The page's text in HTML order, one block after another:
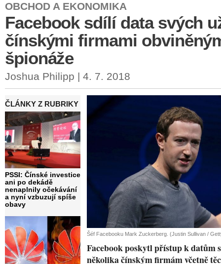
OBCHOD A EKONOMIKA
Facebook sdílí data svých
čínskými firmami
špionáže
Joshua Philipp | 4. 7. 2018
ČLÁNKY Z RUBRIKY
PSSI: Čínské investice
ani po dekádě
nenaplnily očekávání
a nyní vzbuzují spíše
obavy
Šéf Facebooku Mark Zuckerberg. (Justin Sullivan /
Facebook poskytl přístup k datům
několika čínským firmám včetně